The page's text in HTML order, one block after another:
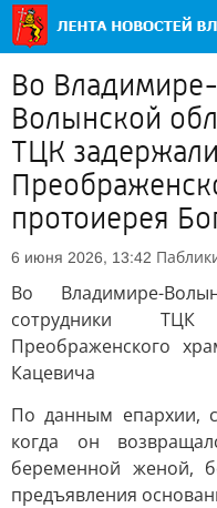
Во
Волынской
ТЦК
протоиерея
6 июня 2026, 13:42
Во Владимире-
сотрудники ТЦК
Преображенского
Кацевича
По данным епархии,
когда он
беременной женой,
предъявления